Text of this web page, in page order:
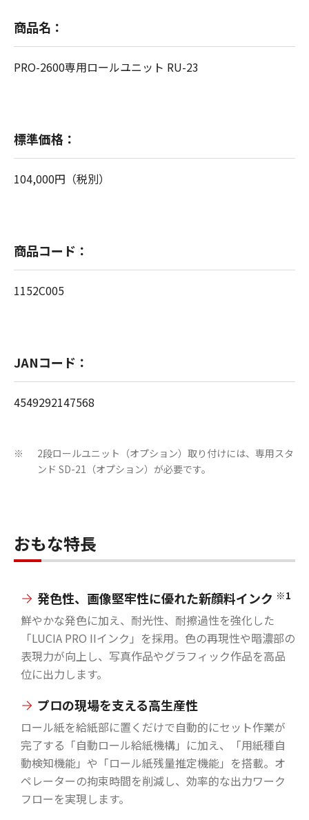
商品名：
PRO-2600専用ロールユニット RU-23
標準価格：
104,000円（税別）
商品コード：
1152C005
JANコード：
4549292147568
※
2段ロールユニット（オプション）取り付けには、専用スタ
ンド SD-21（オプション）が必要です。
おもな特長
発色性、画像堅牢性に優れた新顔料インク ※1
鮮やかな発色に加え、耐光性、耐擦過性を強化した
「LUCIA PRO IIインク」を採用。色の再現性や暗濃部の
表現力が向上し、写真作品やグラフィック作品を高品
位に出力します。
プロの現場を支える高生産性
ロール紙を給紙部に置くだけで自動的にセット作業が
完了する「自動ロール給紙機構」に加え、「用紙種自
動検知機能」や「ロール紙残量推定機能」を搭載。オ
ペレーターの拘束時間を削減し、効率的な出力ワーク
フローを実現します。